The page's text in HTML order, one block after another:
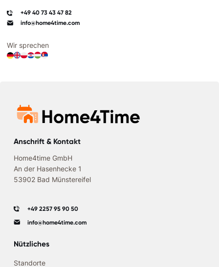
+49 40 73 43 47 82
info@home4time.com
Wir sprechen
Anschrift & Kontakt
Home4time GmbH
An der Hasenhecke 1
53902 Bad Münstereifel
+49 2257 95 90 50
info@home4time.com
Nützliches
Standorte